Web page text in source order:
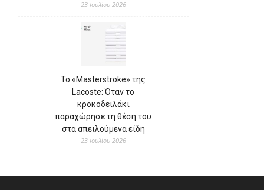
23 Ιουλίου 2026
Το «Masterstroke» της
Lacoste: Όταν το
κροκοδειλάκι
παραχώρησε τη θέση του
στα απειλούμενα είδη
23 Ιουλίου 2026